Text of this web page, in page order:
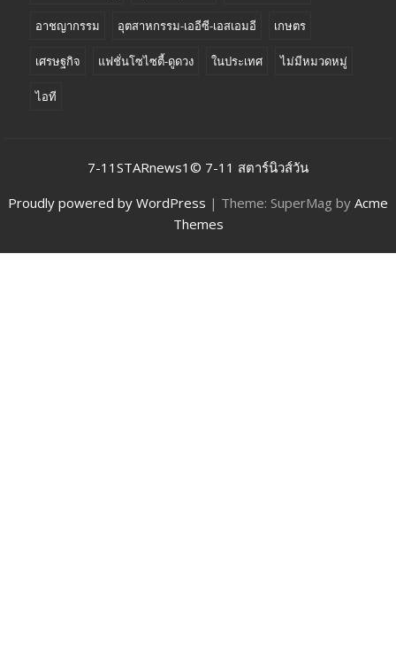
อาชญากรรม อุตสาหกรรม-เออีซี-เอสเอมอี เกษตร
เศรษฐกิจ แฟชั่นโซไซตี้-ดูดวง ในประเทศ ไม่มีหมวดหมู่
ไอที
7-11STARnews1© 7-11 สตาร์นิวส์วัน
Proudly powered by WordPress | Theme: SuperMag by Acme
Themes